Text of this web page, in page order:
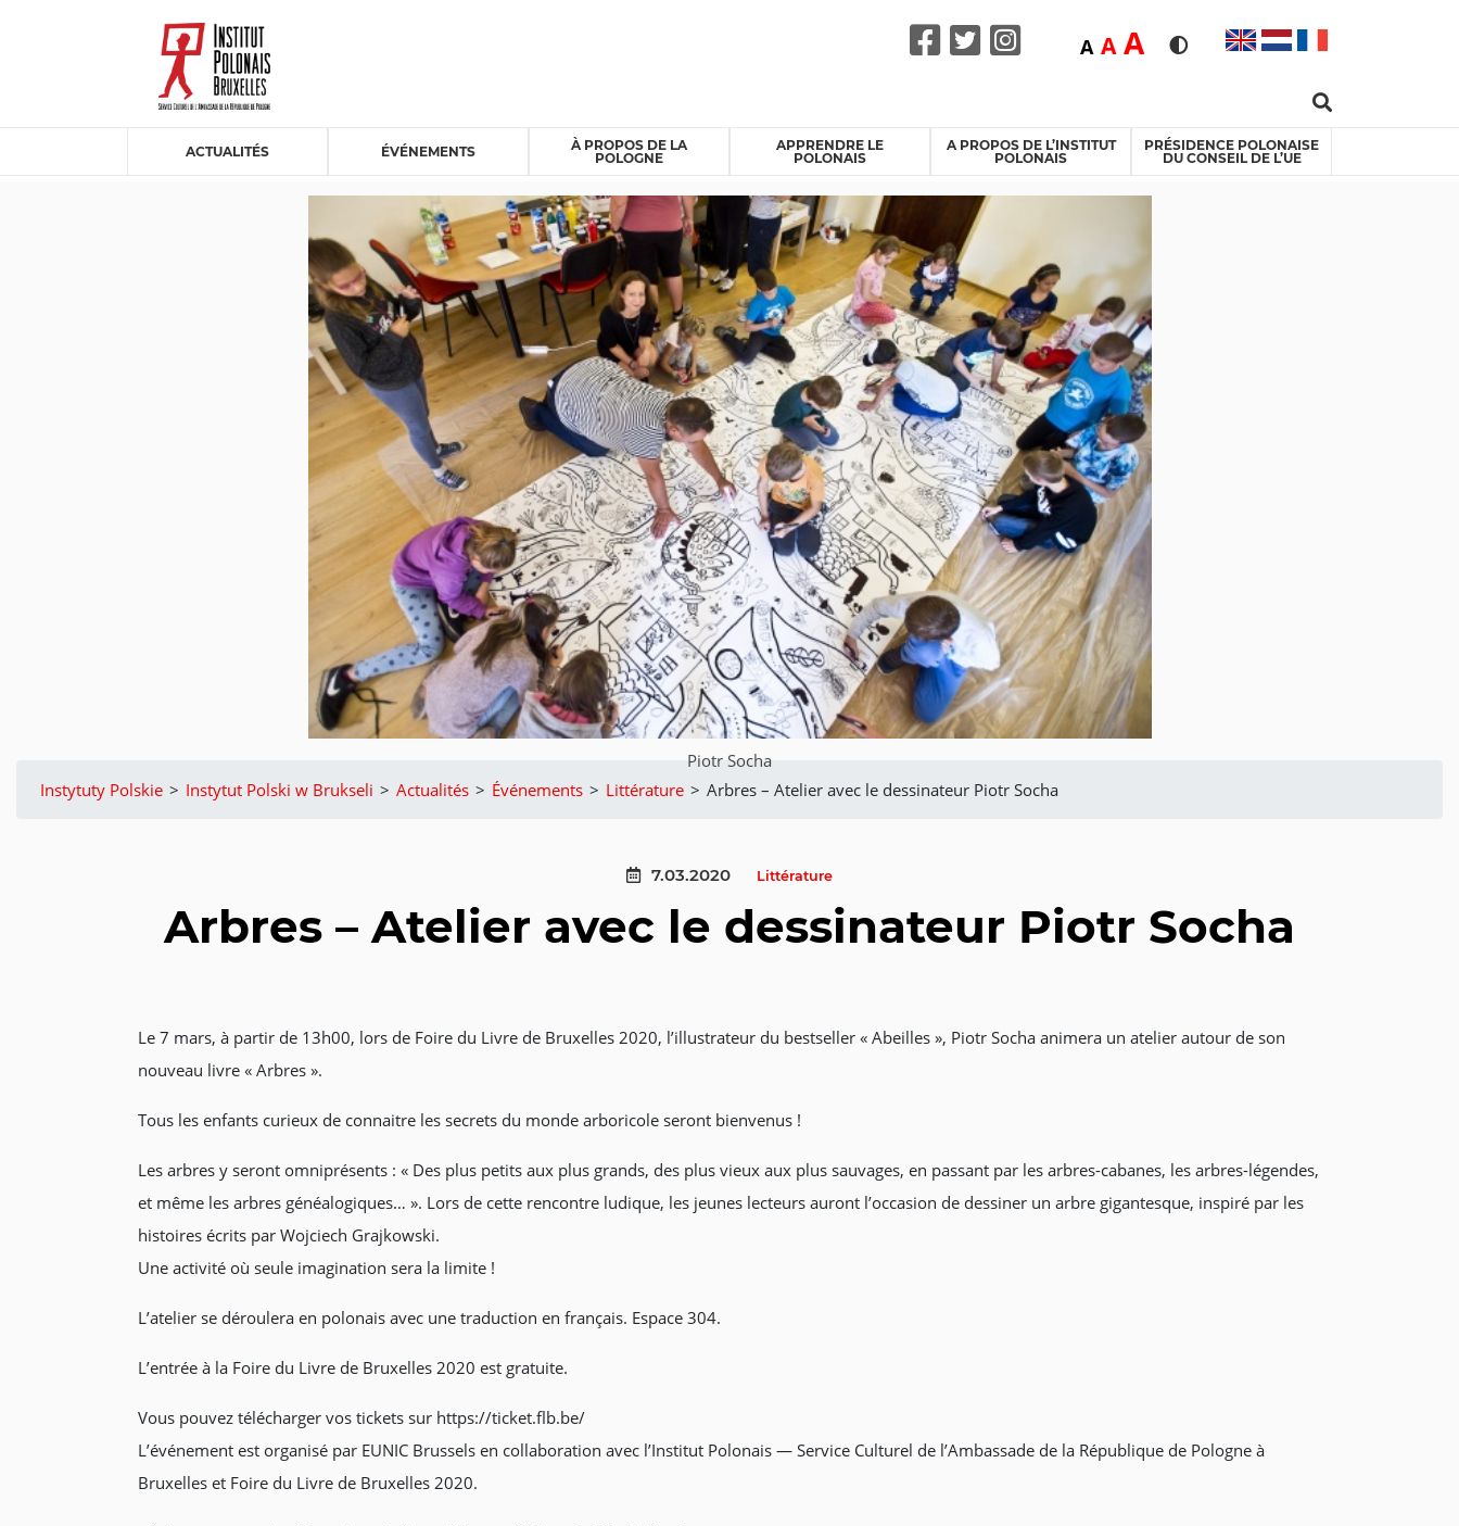
Rozmiar czcionki
ADomyślna
AŚrednia
ADużaWersja kontrastowa
ACTUALITÉS ÉVÉNEMENTS
À PROPOS DE LA
POLOGNE
APPRENDRE LE
POLONAIS
A PROPOS DE L’INSTITUT
POLONAIS
PRÉSIDENCE POLONAISE
DU CONSEIL DE L’UE
Piotr Socha
Instytuty Polskie > Instytut Polski w Brukseli > Actualités > Événements > Littérature > Arbres – Atelier avec le dessinateur Piotr Socha
7.03.2020 Littérature
Arbres – Atelier avec le dessinateur Piotr Socha
Le 7 mars, à partir de 13h00, lors de Foire du Livre de Bruxelles 2020, l’illustrateur du bestseller « Abeilles », Piotr Socha animera un atelier autour de son
nouveau livre « Arbres ».
Tous les enfants curieux de connaitre les secrets du monde arboricole seront bienvenus !
Les arbres y seront omniprésents : « Des plus petits aux plus grands, des plus vieux aux plus sauvages, en passant par les arbres-cabanes, les arbres-légendes,
et même les arbres généalogiques… ». Lors de cette rencontre ludique, les jeunes lecteurs auront l’occasion de dessiner un arbre gigantesque, inspiré par les
histoires écrits par Wojciech Grajkowski.
Une activité où seule imagination sera la limite !
L’atelier se déroulera en polonais avec une traduction en français. Espace 304.
L’entrée à la Foire du Livre de Bruxelles 2020 est gratuite.
Vous pouvez télécharger vos tickets sur https://ticket.flb.be/
L’événement est organisé par EUNIC Brussels en collaboration avec l’Institut Polonais — Service Culturel de l’Ambassade de la République de Pologne à
Bruxelles et Foire du Livre de Bruxelles 2020.